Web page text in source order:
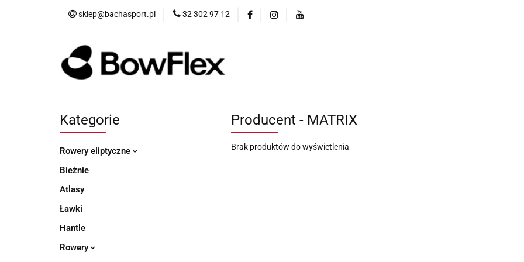
sklep@bachasport.pl 32 302 97 12
Produkty Więcej o markach
Kategorie
Rowery eliptyczne
Bieżnie
Atlasy
Ławki
Hantle
Rowery
Producent - MATRIX
Brak produktów do wyświetlenia